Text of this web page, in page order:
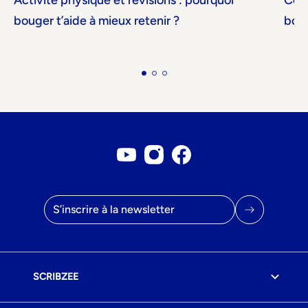
bouger t’aide à mieux retenir ?
Adresse mail
SCRIBZEE